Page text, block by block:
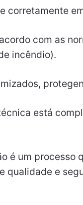
corretamente
com as
incêndio).
está
é um processo
qualidade e